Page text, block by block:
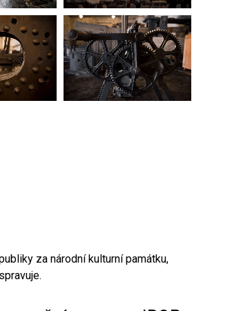
za národní kulturní památku,